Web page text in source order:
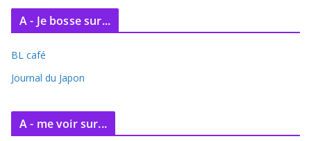
c
v
e
A - Je bosse sur...
BL café
Journal du Japon
A - me voir sur...